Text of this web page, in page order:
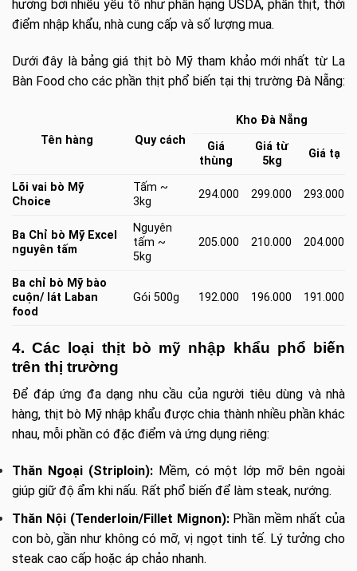
hưởng bởi nhiều yếu tố như phân hạng USDA, phần thịt, thời
điểm nhập khẩu, nhà cung cấp và số lượng mua.
Dưới đây là bảng giá thịt bò Mỹ tham khảo mới nhất từ La
Bàn Food cho các phần thịt phổ biến tại thị trường Đà Nẵng:
Tên hàng Quy cách
Kho Đà Nẵng
Giá
thùng
Giá từ
5kg
Giá tạ
Lõi vai bò Mỹ
Choice
Tấm ~
3kg
294.000 299.000 293.000
Ba Chỉ bò Mỹ Excel
nguyên tấm
Nguyên
tấm ~
5kg
205.000 210.000 204.000
Ba chỉ bò Mỹ bào
cuộn/ lát Laban
food
Gói 500g 192.000 196.000 191.000
4. Các loại thịt bò mỹ nhập khẩu phổ biến
trên thị trường
Để đáp ứng đa dạng nhu cầu của người tiêu dùng và nhà
hàng, thịt bò Mỹ nhập khẩu được chia thành nhiều phần khác
nhau, mỗi phần có đặc điểm và ứng dụng riêng:
Thăn Ngoại (Striploin):Mềm, có một lớp mỡ bên ngoài
giúp giữ độ ẩm khi nấu. Rất phổ biến để làm steak, nướng.
Thăn Nội (Tenderloin/Fillet Mignon):Phần mềm nhất của
con bò, gần như không có mỡ, vị ngọt tinh tế. Lý tưởng cho
steak cao cấp hoặc áp chảo nhanh.